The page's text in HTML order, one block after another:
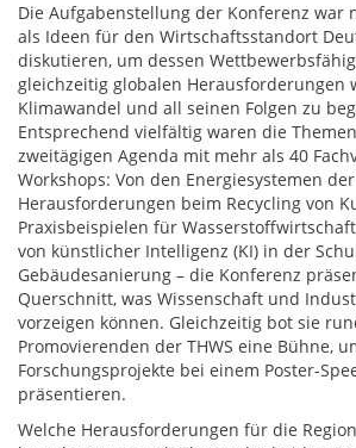
Die Aufgabenstellung der Konferenz war
als Ideen für den Wirtschaftsstandort
diskutieren, um dessen
gleichzeitig globalen Herausforderungen
Klimawandel und all seinen Folgen zu
Entsprechend vielfältig waren die
zweitägigen Agenda mit mehr als 40
Workshops: Von den Energiesystemen
Herausforderungen beim Recycling von
Praxisbeispielen für
von künstlicher Intelligenz (KI) in der
Gebäudesanierung – die Konferenz
Querschnitt, was Wissenschaft und
vorzeigen können. Gleichzeitig bot sie
Promovierenden der THWS eine Bühne,
Forschungsprojekte bei einem Poster-
präsentieren.
Welche Herausforderungen für die